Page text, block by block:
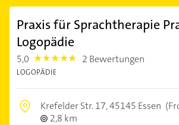
Praxis für Sprachtherapie
Logopädie
5,0 5.0 2 Bewertungen
LOGOPÄDIE
Krefelder Str. 17,45145 Essen
2,8 km